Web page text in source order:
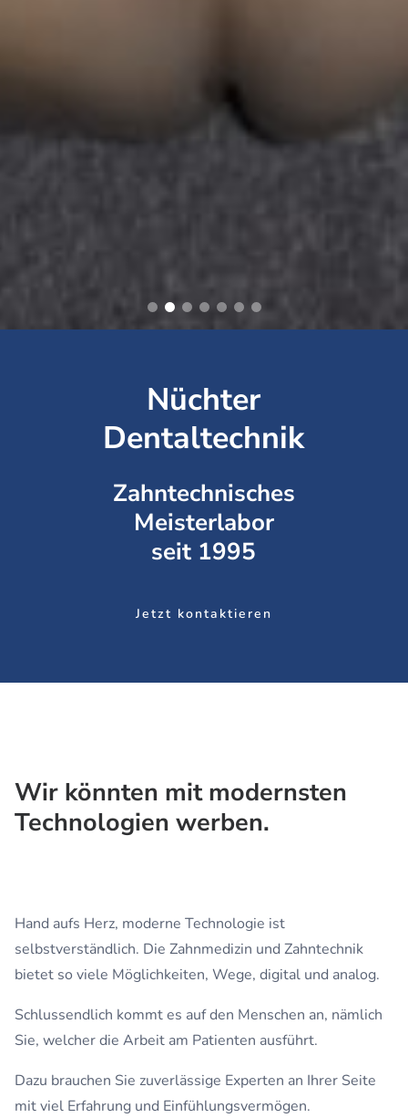
Nüchter
Dentaltechnik
Zahntechnisches
Meisterlabor
seit 1995
Jetzt kontaktieren
Wir könnten mit modernsten
Technologien werben.
Hand aufs Herz, moderne Technologie ist
selbstverständlich. Die Zahnmedizin und Zahntechnik
bietet so viele Möglichkeiten, Wege, digital und analog.
Schlussendlich kommt es auf den Menschen an, nämlich
Sie, welcher die Arbeit am Patienten ausführt.
Dazu brauchen Sie zuverlässige Experten an Ihrer Seite
mit viel Erfahrung und Einfühlungsvermögen.